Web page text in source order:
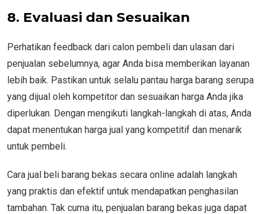
8. Evaluasi dan Sesuaikan
Perhatikan feedback dari calon pembeli dan ulasan dari
penjualan sebelumnya, agar Anda bisa memberikan layanan
lebih baik. Pastikan untuk selalu pantau harga barang serupa
yang dijual oleh kompetitor dan sesuaikan harga Anda jika
diperlukan. Dengan mengikuti langkah-langkah di atas, Anda
dapat menentukan harga jual yang kompetitif dan menarik
untuk pembeli.
Cara jual beli barang bekas secara online adalah langkah
yang praktis dan efektif untuk mendapatkan penghasilan
tambahan. Tak cuma itu, penjualan barang bekas juga dapat